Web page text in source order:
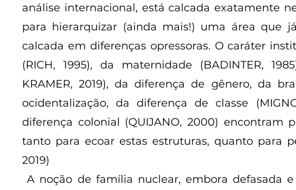
análise internacional, está calcada exatamente
para hierarquizar (ainda mais!) uma área que
calcada em diferenças opressoras. O caráter
(RICH, 1995), da maternidade (BADINTER,
KRAMER, 2019), da diferença de gênero, da
ocidentalização, da diferença de classe
diferença colonial (QUIJANO, 2000) encontram
tanto para ecoar estas estruturas, quanto para
2019)
A noção de família nuclear, embora defasada e não correspondente às atuais